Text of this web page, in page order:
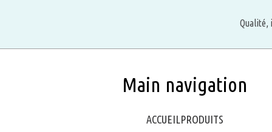
principal
Qualité,
Main navigation
ACCUEILPRODUITS